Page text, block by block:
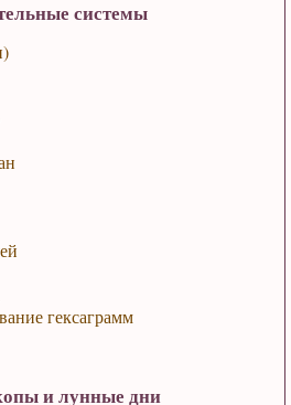
системы
гексаграмм
и лунные дни